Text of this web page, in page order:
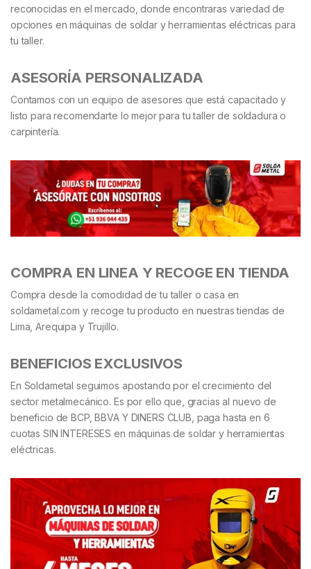
reconocidas en el mercado, donde encontraras variedad de
opciones en máquinas de soldar y herramientas eléctricas para
tu taller.
ASESORÍA PERSONALIZADA
Contamos con un equipo de asesores que está capacitado y
listo para recomendarte lo mejor para tu taller de soldadura o
carpintería.
COMPRA EN LINEA Y RECOGE EN TIENDA
Compra desde la comodidad de tu taller o casa en
soldametal.com y recoge tu producto en nuestras tiendas de
Lima, Arequipa y Trujillo.
BENEFICIOS EXCLUSIVOS
En Soldametal seguimos apostando por el crecimiento del
sector metalmecánico. Es por ello que, gracias al nuevo de
beneficio de BCP, BBVA Y DINERS CLUB, paga hasta en 6
cuotas SIN INTERESES en máquinas de soldar y herramientas
eléctricas.